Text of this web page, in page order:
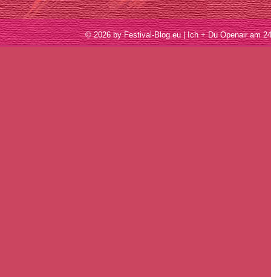
© 2026 by Festival-Blog.eu | Ich + Du Openair am